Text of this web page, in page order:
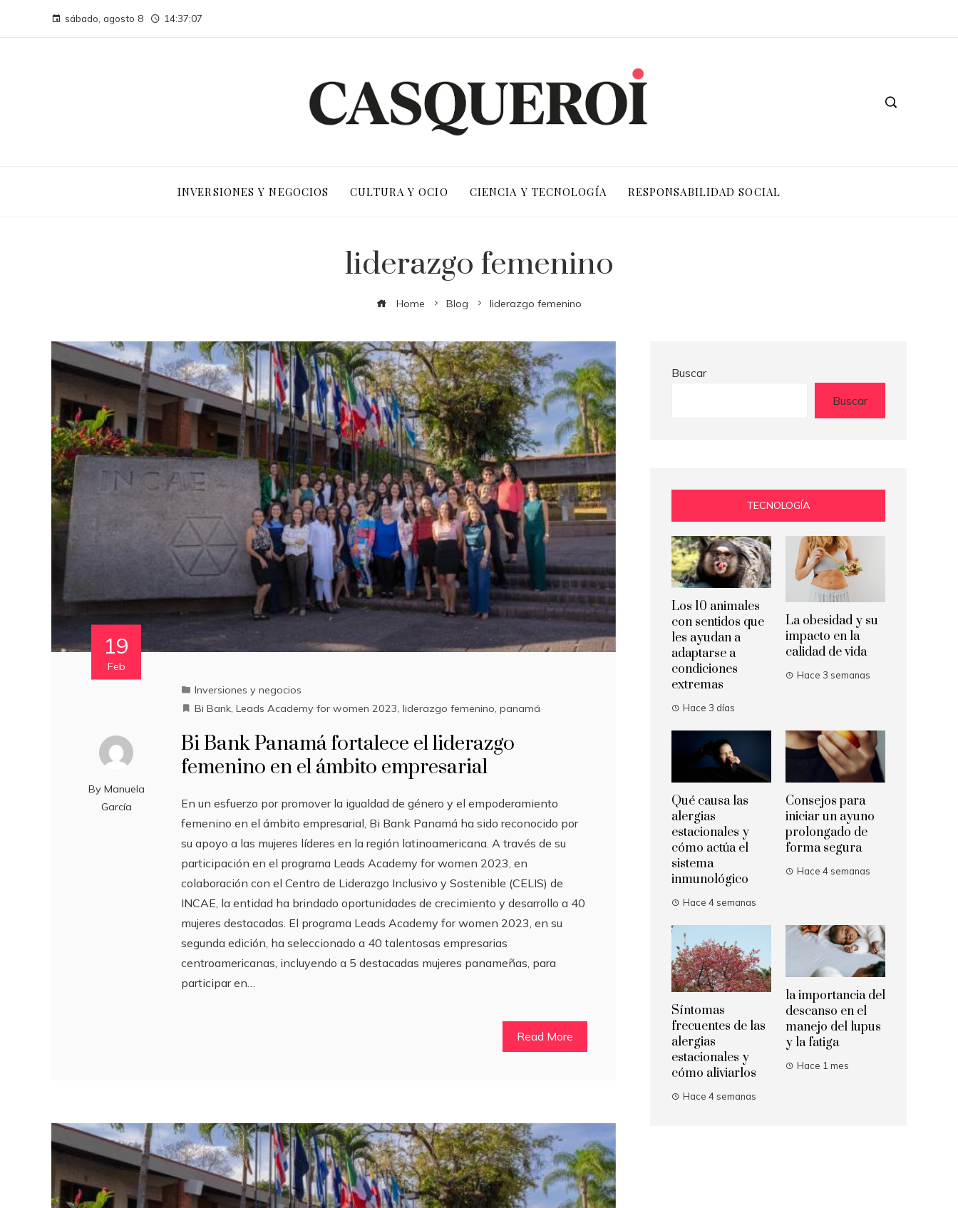
sábado, agosto 8 14:37:08
INVERSIONES Y NEGOCIOS CULTURA Y OCIO CIENCIA Y TECNOLOGÍA RESPONSABILIDAD SOCIAL
liderazgo femenino
Home Blog liderazgo femenino
19
Feb
By Manuela
García
Inversiones y negocios
Bi Bank ,Leads Academy for women 2023 ,liderazgo femenino ,panamá
Bi Bank Panamá fortalece el liderazgo
femenino en el ámbito empresarial
En un esfuerzo por promover la igualdad de género y el empoderamiento
femenino en el ámbito empresarial, Bi Bank Panamá ha sido reconocido por
su apoyo a las mujeres líderes en la región latinoamericana. A través de su
participación en el programa Leads Academy for women 2023, en
colaboración con el Centro de Liderazgo Inclusivo y Sostenible (CELIS) de
INCAE, la entidad ha brindado oportunidades de crecimiento y desarrollo a 40
mujeres destacadas. El programa Leads Academy for women 2023, en su
segunda edición, ha seleccionado a 40 talentosas empresarias
centroamericanas, incluyendo a 5 destacadas mujeres panameñas, para
participar en…
Read More
Buscar
Buscar
TECNOLOGÍA
Los 10 animales
con sentidos que
les ayudan a
adaptarse a
condiciones
extremas
Hace 3 días
La obesidad y su
impacto en la
calidad de vida
Hace 3 semanas
Qué causa las
alergias
estacionales y
cómo actúa el
sistema
inmunológico
Hace 4 semanas
Consejos para
iniciar un ayuno
prolongado de
forma segura
Hace 4 semanas
Síntomas
frecuentes de las
alergias
estacionales y
cómo aliviarlos
Hace 4 semanas
la importancia del
descanso en el
manejo del lupus
y la fatiga
Hace 1 mes